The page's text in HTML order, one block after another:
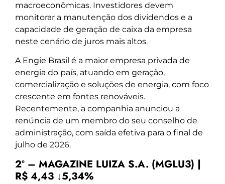
macroeconômicas. Investidores devem
monitorar a manutenção dos dividendos e a
capacidade de geração de caixa da empresa
neste cenário de juros mais altos.
A Engie Brasil é a maior empresa privada de
energia do país, atuando em geração,
comercialização e soluções de energia, com foco
crescente em fontes renováveis.
Recentemente, a companhia anunciou a
renúncia de um membro do seu conselho de
administração, com saída efetiva para o final de
julho de 2026.
2º – MAGAZINE LUIZA S.A. (MGLU3) |
R$ 4,43 ↓5,34%